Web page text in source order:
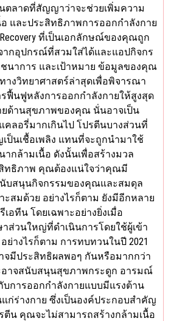
ตลาดที่สัญญาว่าจะช่วยเพิ่มความ
และประสิทธิภาพการออกกำลังกาย
ที่เป็นเอกลักษณ์ของคุณถูก
กอุปกรณ์ที่สวมใส่ได้และแอปกิจกร
นาการ และเป้าหมาย ข้อมูลของคุณ
างวิทยาศาสตร์ล่าสุดเพื่อพิจารณา
ฟื้นฟูหลังการออกกำลังกายให้สูงสุด
ด้านสุขภาพของคุณ นั่นอาจเป็น
ลอรี่มากเกินไป โปรตีนบางส่วนที่
ป็นเชื้อเพลิง แทนที่จะถูกนำมาใช้
กล้ามเนื้อ ดังนั้นเพื่อสร้างมวล
ทธิภาพ คุณต้องแน่ใจว่าคุณมี
บสนุนกิจกรรมของคุณและสมดุล
ะสมด้วย อย่างไรก็ตาม ยังมีอีกหลาย
เอทีน โดยเฉพาะอย่างยิ่งเมื่อ
ส่วนใหญ่ที่ดำเนินการโดยใช้ผู้เข้า
างไรก็ตาม การทบทวนในปี 2021
จมีประสิทธิผลพอๆ กันหรือมากกว่า
าจสนับสนุนสุขภาพกระดูก อารมณ์
บการออกกำลังกายแบบมีแรงต้าน
ก่ร่างกาย ซึ่งเป็นองค์ประกอบสำคัญ
น คุณจะไม่สามารถสร้างกล้ามเนื้อ